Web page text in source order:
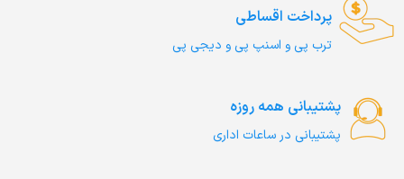
پرداخت اقساطی
ترب‌ پی و اسنپ پی و دیجی پی
پشتیبانی همه روزه
پشتیبانی در ساعات اداری